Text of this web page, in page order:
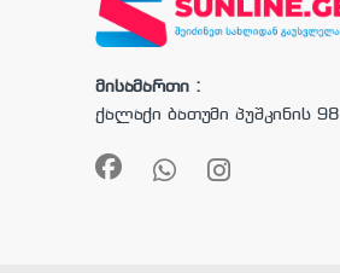
მისამართი :
ქალაქი ბათუმი პუშკინის 98